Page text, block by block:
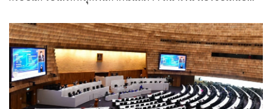
ไม่คิดว่าฟุ่มเฟือย รับผู้แทนรายจ่ายเยอะต้องใส่ซองชาวบ้าน-
ช่วยงานการกุศล